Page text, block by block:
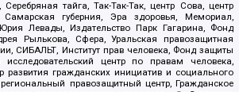
тайга, Так-Так-Так, центр Сова, центр
губерния, Эра здоровья, Мемориал,
Левады, Издательство Парк Гагарина, Фонд
Рылькова, Сфера, Уральская правозащитная
СИБАЛЬТ, Институт прав человека, Фонд защиты
исследовательский центр по правам человека,
развития гражданских инициатив и социального
правозащитный центр, Гражданское